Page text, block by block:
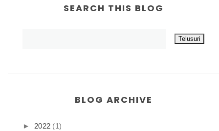
SEARCH THIS BLOG
BLOG ARCHIVE
► 2022 (1)